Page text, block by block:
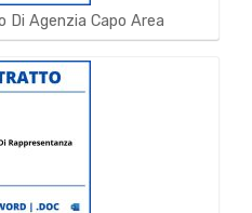
Agenzia Capo Area